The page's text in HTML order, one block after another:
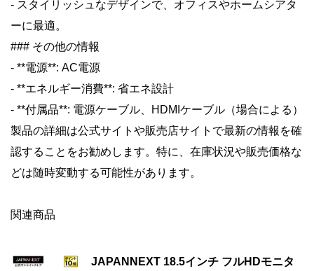
- スタイリッシュなデザインで、オフィスやホームシアタ
ーに最適。
### その他の情報
- **電源**: AC電源
- **エネルギー消費**: 省エネ設計
- **付属品**: 電源ケーブル、HDMIケーブル（場合による）
製品の詳細は公式サイトや販売店サイトで最新の情報を確
認することをお勧めします。特に、在庫状況や販売価格な
どは随時変動する可能性があります。
関連商品
JAPANNEXT 18.5インチ フルHDモニタ